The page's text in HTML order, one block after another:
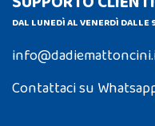
DAL LUNEDÌ AL VENERDÌ
Contattaci su